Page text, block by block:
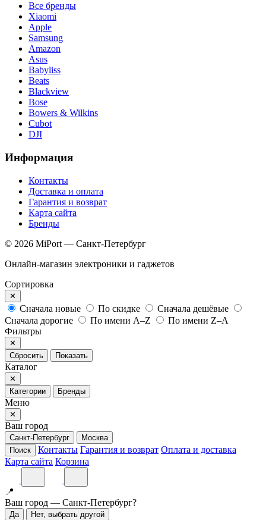
Все бренды
Xiaomi
Apple
Samsung
Amazon
Asus
Babyliss
Beats
Blackview
Bose
Bowers & Wilkins
Cubot
DJI
Информация
Контакты
Доставка и оплата
Гарантия и возврат
Карта сайта
Бренды
© 2026 MiPort — Санкт-Петербург
Онлайн-магазин электроники и гаджетов
Сортировка
✕
Сначала новые По скидке
Сначала дешёвые
Сначала дорогие
По имени A–Z
По имени Z–A
Фильтры
✕
Сбросить
Показать
Каталог
✕
Категории
Бренды
Меню
✕
Ваш город
Санкт-Петербург
Москва
Поиск
Контакты Гарантия и возврат Оплата и доставка
Карта сайта Корзина
📍
Ваш город — Санкт-Петербург?
Да Нет, выбрать другой